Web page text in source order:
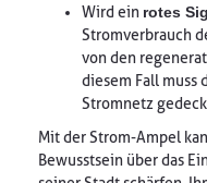
Wird ein rotes
Stromverbrauch
von den
diesem Fall muss
Stromnetz
Mit der Strom-Ampel
Bewusstsein über das